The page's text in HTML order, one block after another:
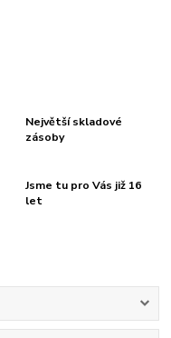
Největší skladové
zásoby
Jsme tu pro Vás již 16
let